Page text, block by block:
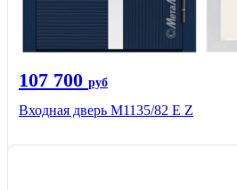
107 700 руб
Входная дверь М1135/82 Е Z